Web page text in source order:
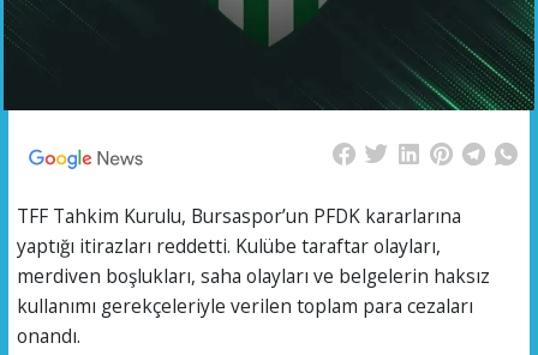
TFF Tahkim Kurulu, Bursaspor’un PFDK kararlarına
yaptığı itirazları reddetti. Kulübe taraftar olayları,
merdiven boşlukları, saha olayları ve belgelerin haksız
kullanımı gerekçeleriyle verilen toplam para cezaları
onandı.